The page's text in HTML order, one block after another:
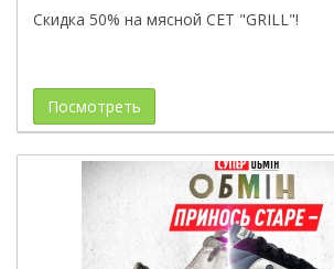
Скидка 50% на мясной СЕТ "GRILL"!
Посмотреть